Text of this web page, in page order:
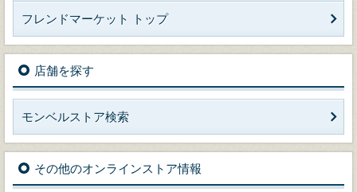
フレンドマーケット トップ
店舗を探す
モンベルストア検索
その他のオンラインストア情報